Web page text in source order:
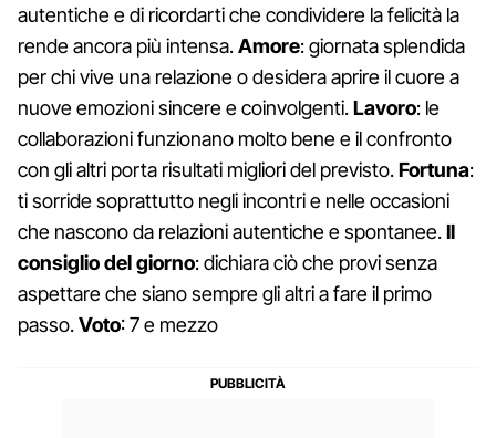
autentiche e di ricordarti che condividere la felicità la
rende ancora più intensa.Amore: giornata splendida
per chi vive una relazione o desidera aprire il cuore a
nuove emozioni sincere e coinvolgenti.Lavoro: le
collaborazioni funzionano molto bene e il confronto
con gli altri porta risultati migliori del previsto.Fortuna:
ti sorride soprattutto negli incontri e nelle occasioni
che nascono da relazioni autentiche e spontanee.Il
consiglio del giorno: dichiara ciò che provi senza
aspettare che siano sempre gli altri a fare il primo
passo.Voto: 7 e mezzo